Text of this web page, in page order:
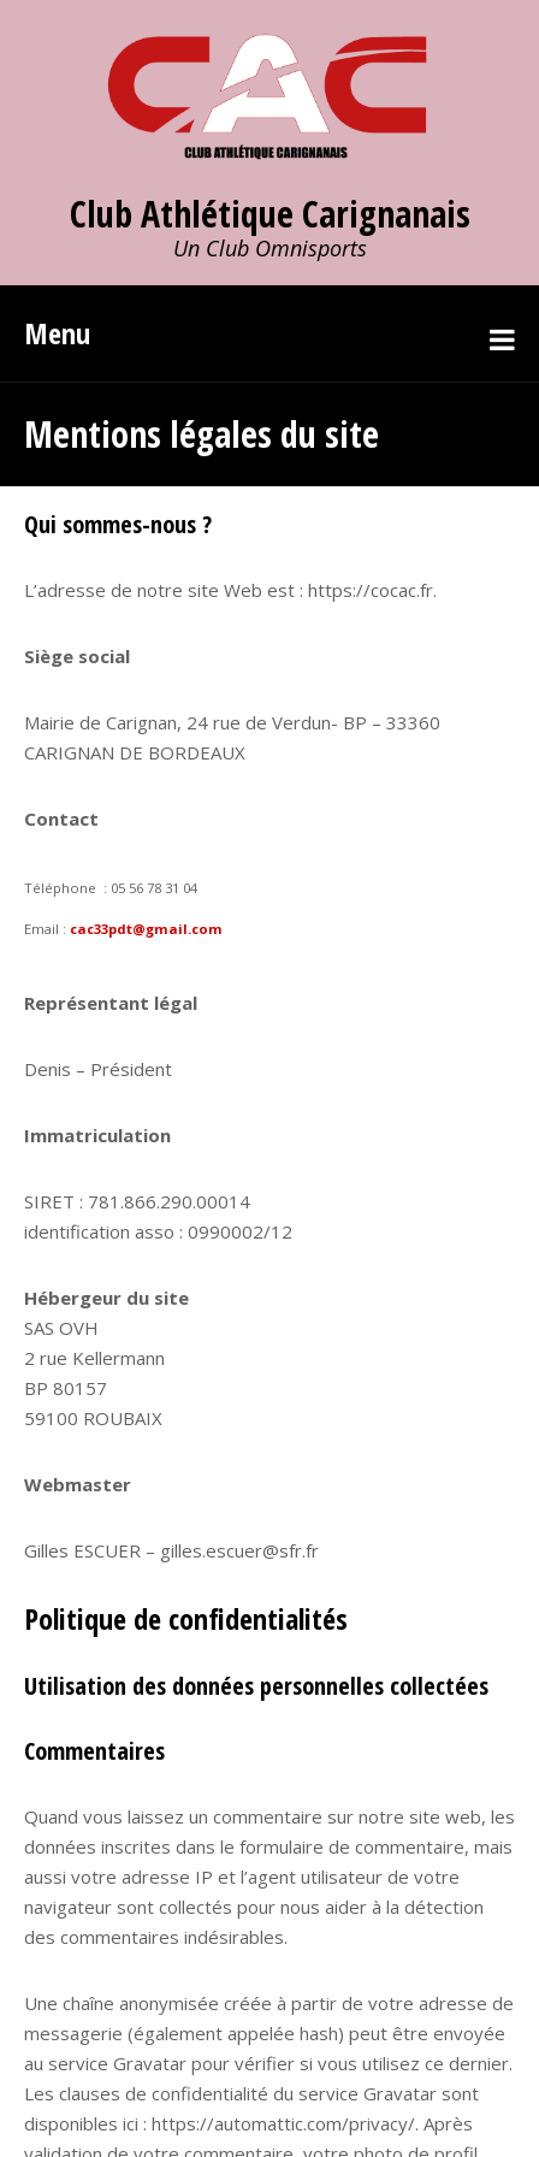
Club Athlétique Carignanais
Un Club Omnisports
Menu
Mentions légales du site
Qui sommes-nous ?
L’adresse de notre site Web est : https://cocac.fr.
Siège social
Mairie de Carignan, 24 rue de Verdun- BP – 33360
CARIGNAN DE BORDEAUX
Contact
Téléphone : 05 56 78 31 04
Email : cac33pdt@gmail.com
Représentant légal
Denis – Président
Immatriculation
SIRET : 781.866.290.00014
identification asso : 0990002/12
Hébergeur du site
SAS OVH
2 rue Kellermann
BP 80157
59100 ROUBAIX
Webmaster
Gilles ESCUER – gilles.escuer@sfr.fr
Politique de confidentialités
Utilisation des données personnelles collectées
Commentaires
Quand vous laissez un commentaire sur notre site web, les
données inscrites dans le formulaire de commentaire, mais
aussi votre adresse IP et l’agent utilisateur de votre
navigateur sont collectés pour nous aider à la détection
des commentaires indésirables.
Une chaîne anonymisée créée à partir de votre adresse de
messagerie (également appelée hash) peut être envoyée
au service Gravatar pour vérifier si vous utilisez ce dernier.
Les clauses de confidentialité du service Gravatar sont
disponibles ici : https://automattic.com/privacy/. Après